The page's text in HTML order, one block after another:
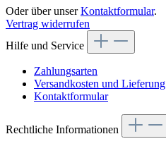
Oder über unserKontaktformular.
Vertrag widerrufen
Hilfe und Service
Zahlungsarten
Versandkosten und Lieferung
Kontaktformular
Rechtliche Informationen